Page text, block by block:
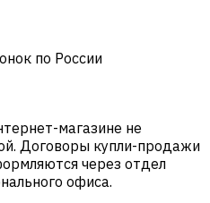
по России
магазине не
Договоры купли-продажи
через отдел
офиса.